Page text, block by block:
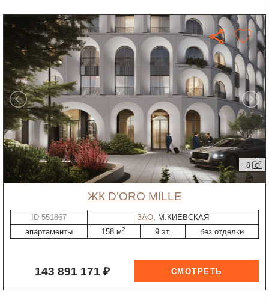
+8
ЖК D’ORO MILLE
ID-551867 ЗАО, М.КИЕВСКАЯ
апартаменты
158 м2 9 эт. без отделки
143 891 171 ₽